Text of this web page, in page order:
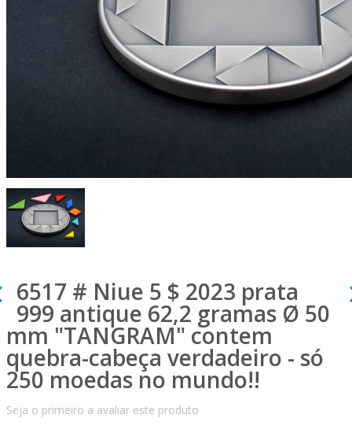
6517 # Niue 5 $ 2023 prata
999 antique 62,2 gramas Ø 50
mm "TANGRAM" contem
quebra-cabeça verdadeiro - só
250 moedas no mundo!!
Seja o primeiro a avaliar este produto